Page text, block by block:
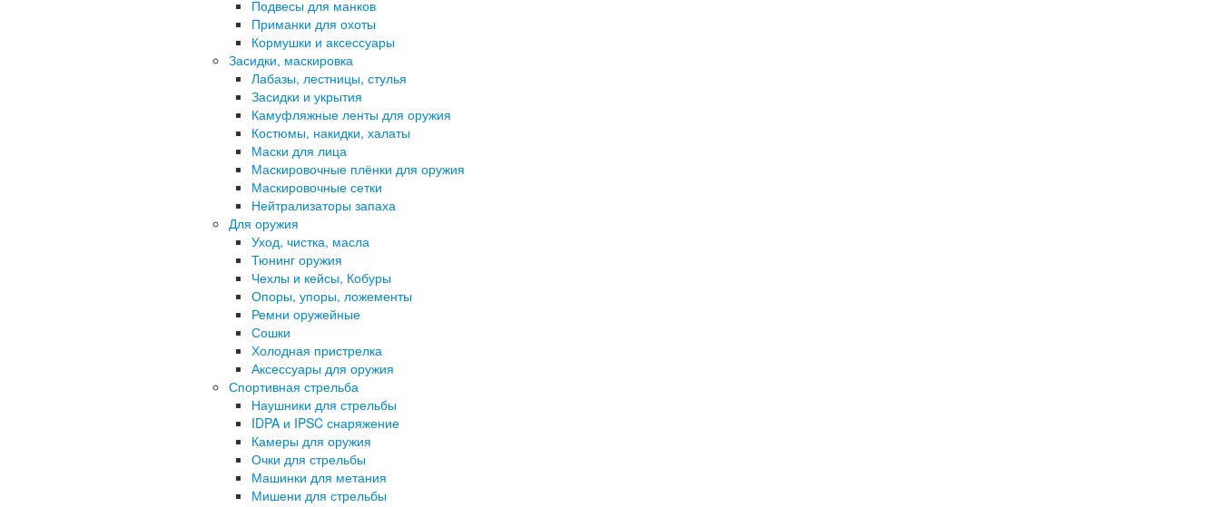
Подвесы для манков
Приманки для охоты
Кормушки и аксессуары
Засидки, маскировка
Лабазы, лестницы, стулья
Засидки и укрытия
Камуфляжные ленты для оружия
Костюмы, накидки, халаты
Маски для лица
Маскировочные плёнки для оружия
Маскировочные сетки
Нейтрализаторы запаха
Для оружия
Уход, чистка, масла
Тюнинг оружия
Чехлы и кейсы, Кобуры
Опоры, упоры, ложементы
Ремни оружейные
Сошки
Холодная пристрелка
Аксессуары для оружия
Спортивная стрельба
Наушники для стрельбы
IDPA и IPSC снаряжение
Камеры для оружия
Очки для стрельбы
Машинки для метания
Мишени для стрельбы